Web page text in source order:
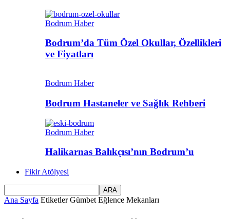
Bodrum Haber
Bodrum’da Tüm Özel Okullar, Özellikleri
ve Fiyatları
Bodrum Haber
Bodrum Hastaneler ve Sağlık Rehberi
Bodrum Haber
Halikarnas Balıkçısı’nın Bodrum’u
Fikir Atölyesi
Ana Sayfa Etiketler Gümbet Eğlence Mekanları